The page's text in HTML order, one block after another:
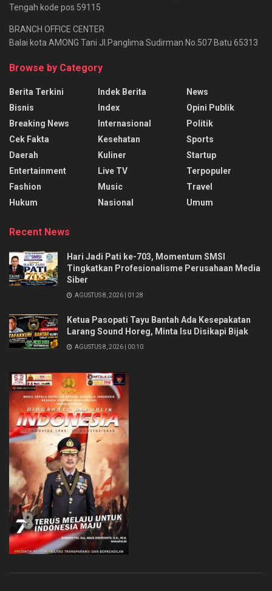
Tengah kode pos 59115
BRANCH OFFICE CENTER
Balai kota AMONG Tani Jl.Panglima Sudirman No.507 Batu 65313
Browse by Category
Berita Terkini
Bisnis
Breaking News
Cek Fakta
Daerah
Entertainment
Fashion
Hukum
Indek Berita
Index
Internasional
Kesehatan
Kuliner
Live TV
Music
Nasional
News
Opini Publik
Politik
Sports
Startup
Terpopuler
Travel
Umum
Recent News
Hari Jadi Pati ke-703, Momentum SMSI
Tingkatkan Profesionalisme Perusahaan Media
Siber
AGUSTUS 8, 2026 | 01:28
Ketua Pasopati Tayu Bantah Ada Kesepakatan
Larang Sound Horeg, Minta Isu Disikapi Bijak
AGUSTUS 8, 2026 | 00:10